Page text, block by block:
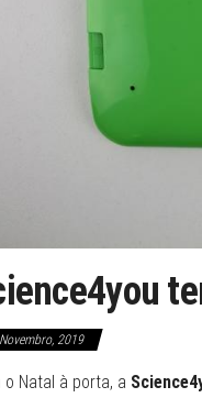
2019
o Natal à porta, a